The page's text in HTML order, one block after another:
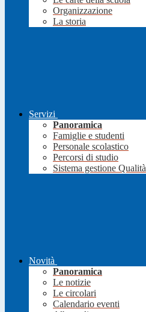
Organizzazione
La storia
Servizi
Panoramica
Famiglie e studenti
Personale scolastico
Percorsi di studio
Sistema gestione Qualità
Novità
Panoramica
Le notizie
Le circolari
Calendario eventi